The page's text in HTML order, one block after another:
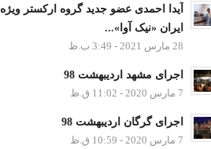
آیدا احمدی عضو جدید گروه ارکستر ویژه
ایران «نیک آوا»...
28 مارس 2021 - 3:49 ب.ظ
اجرای مشهد اردیبهشت 98
7 مارس 2020 - 11:02 ق.ظ
اجرای گرگان اردیبهشت 98
7 مارس 2020 - 10:59 ق.ظ